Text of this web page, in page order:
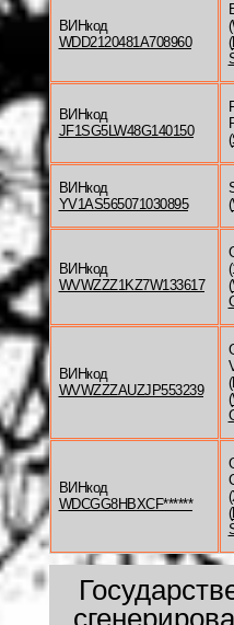
ВИНкод
WDD2120481A708960
(
ВИНкод
JF1SG5LW48G140150
(
ВИНкод
YV1AS565071030895
(
ВИНкод
WVWZZZ1KZ7W133617
(
ВИНкод
WVWZZZAUZJP553239
(
ВИНкод
WDCGG8HBXCF******
(